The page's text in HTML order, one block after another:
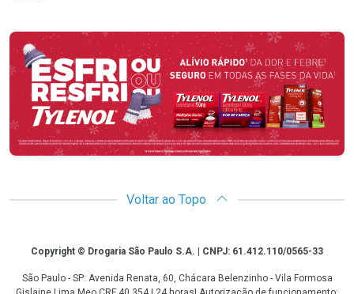
Promoção em Destaque
Voltar ao Topo
CopyrightCopyright © Drogaria São Paulo S.A. | CNPJ: 61.412.110/0565-33
São Paulo - SP: Avenida Renata, 60, Chácara Belenzinho - Vila Formosa